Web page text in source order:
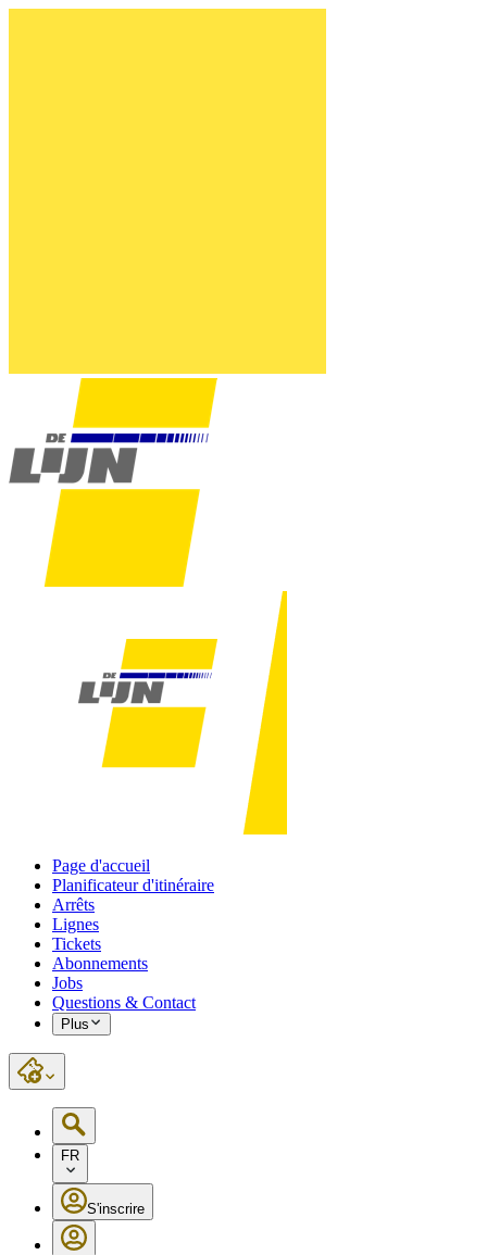
Page d'accueil
Planificateur d'itinéraire
Arrêts
Lignes
Tickets
Abonnements
Jobs
Questions & Contact
Plus
FR
S'inscrire